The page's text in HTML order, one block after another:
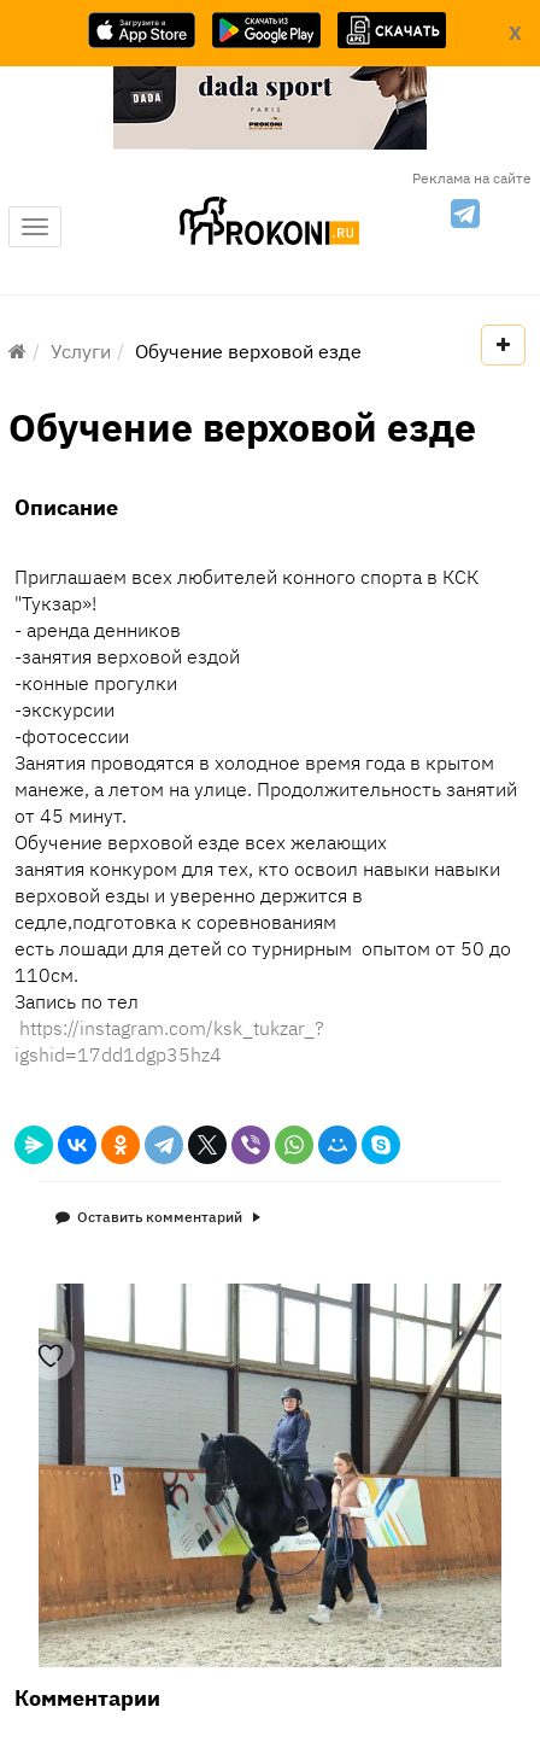
X
Реклама на сайте
Меню
Услуги Обучение верховой езде
Обучение верховой езде
Описание
Приглашаем всех любителей конного спорта в КСК
"Тукзар»!
- аренда денников
-занятия верховой ездой
-конные прогулки
-экскурсии
-фотосессии
Занятия проводятся в холодное время года в крытом
манеже, а летом на улице. Продолжительность занятий
от 45 минут.
Обучение верховой езде всех желающих
занятия конкуром для тех, кто освоил навыки навыки
верховой езды и уверенно держится в
седле,подготовка к соревнованиям
есть лошади для детей со турнирным опытом от 50 до
110см.
Запись по тел
https://instagram.com/ksk_tukzar_?
igshid=17dd1dgp35hz4
Оставить комментарий
Комментарии